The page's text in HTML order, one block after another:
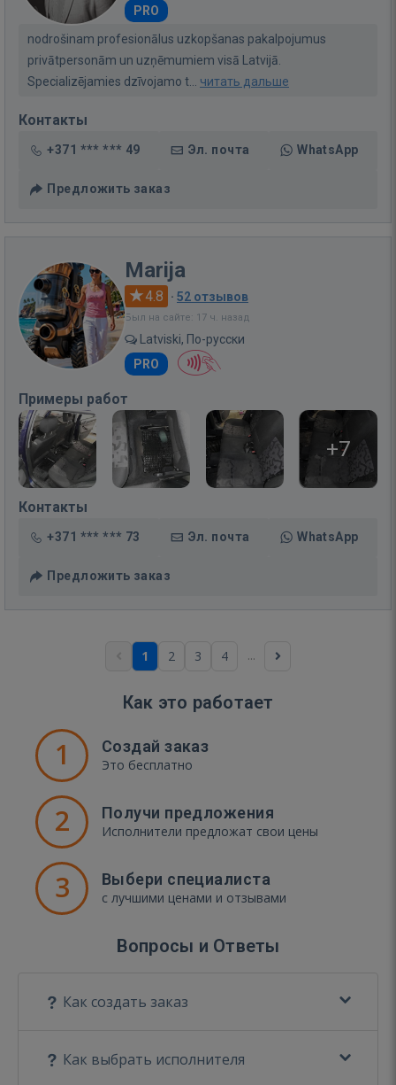
PRO
nodrošinam profesionālus uzkopšanas pakalpojumus
privātpersonām un uzņēmumiem visā Latvijā.
Specializējamies dzīvojamo t... читать дальше
Контакты
+371 *** *** 49 Эл. почта WhatsApp
Предложить заказ
Marija
4.8 · 52 отзывов
Был на сайте: 17 ч. назад
Latviski, По-русски
PRO
Примеры работ
+7
Контакты
+371 *** *** 73 Эл. почта WhatsApp
Предложить заказ
1 2 3 4 ...
Как это работает
1 Создай заказ
Это бесплатно
2 Получи предложения
Исполнители предложат свои цены
3 Выбери специалиста
с лучшими ценами и отзывами
Вопросы и Ответы
Как создать заказ
Как выбрать исполнителя